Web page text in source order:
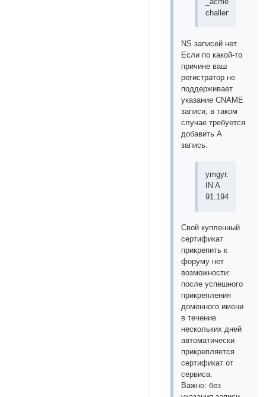
NS записей нет.
Если по какой-то
причине ваш
регистратор не
поддерживает
указание CNAME
записи, в таком
случае требуется
добавить A
запись:
ymgyr.com.
IN A
91.194.2.84
Свой купленный
сертификат
прикрепить к
форуму нет
возможности:
после успешного
прикрепления
доменного имени
в течение
нескольких дней
автоматически
прикрепляется
сертификат от
сервиса.
Важно: без